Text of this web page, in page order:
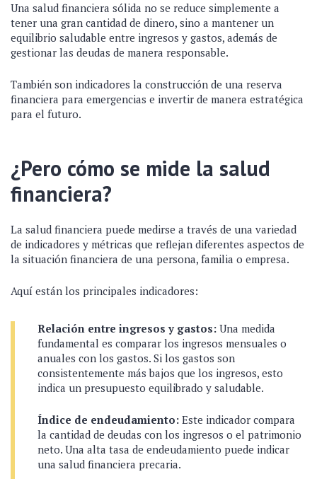
Una salud financiera sólida no se reduce simplemente a
tener una gran cantidad de dinero, sino a mantener un
equilibrio saludable entre ingresos y gastos, además de
gestionar las deudas de manera responsable.
También son indicadores la construcción de una reserva
financiera para emergencias e invertir de manera estratégica
para el futuro.
¿Pero cómo se mide la salud
financiera?
La salud financiera puede medirse a través de una variedad
de indicadores y métricas que reflejan diferentes aspectos de
la situación financiera de una persona, familia o empresa.
Aquí están los principales indicadores:
Relación entre ingresos y gastos: Una medida
fundamental es comparar los ingresos mensuales o
anuales con los gastos. Si los gastos son
consistentemente más bajos que los ingresos, esto
indica un presupuesto equilibrado y saludable.
Índice de endeudamiento: Este indicador compara
la cantidad de deudas con los ingresos o el patrimonio
neto. Una alta tasa de endeudamiento puede indicar
una salud financiera precaria.